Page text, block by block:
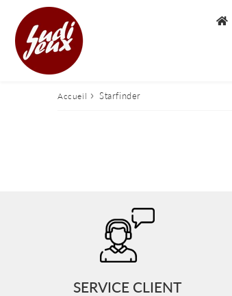
Accueil › Starfinder
SERVICE CLIENT